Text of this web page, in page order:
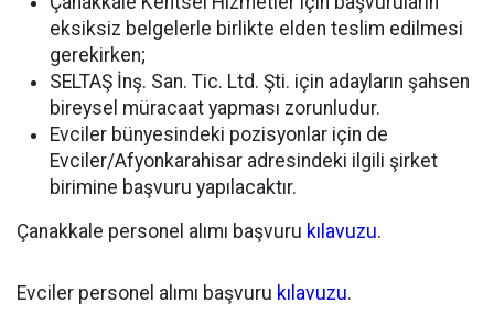
eksiksiz belgelerle birlikte elden teslim edilmesi
gerekirken;
SELTAŞ İnş. San. Tic. Ltd. Şti. için adayların şahsen
bireysel müracaat yapması zorunludur.
Evciler bünyesindeki pozisyonlar için de
Evciler/Afyonkarahisar adresindeki ilgili şirket
birimine başvuru yapılacaktır.
Çanakkale personel alımı başvuru kılavuzu.
Evciler personel alımı başvuru kılavuzu.